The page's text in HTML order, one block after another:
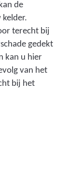
de
terecht bij
gedekt
kan u hier
van het
bij het